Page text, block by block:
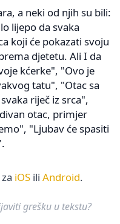
a neki od njih su bili:
lijepo da svaka
koji će pokazati svoju
djetetu. Ali I da
kćerke", "Ovo je
tatu", "Otac sa
riječ iz srca",
otac, primjer
"Ljubav će spasiti
iOS ili Android.
grešku u tekstu?